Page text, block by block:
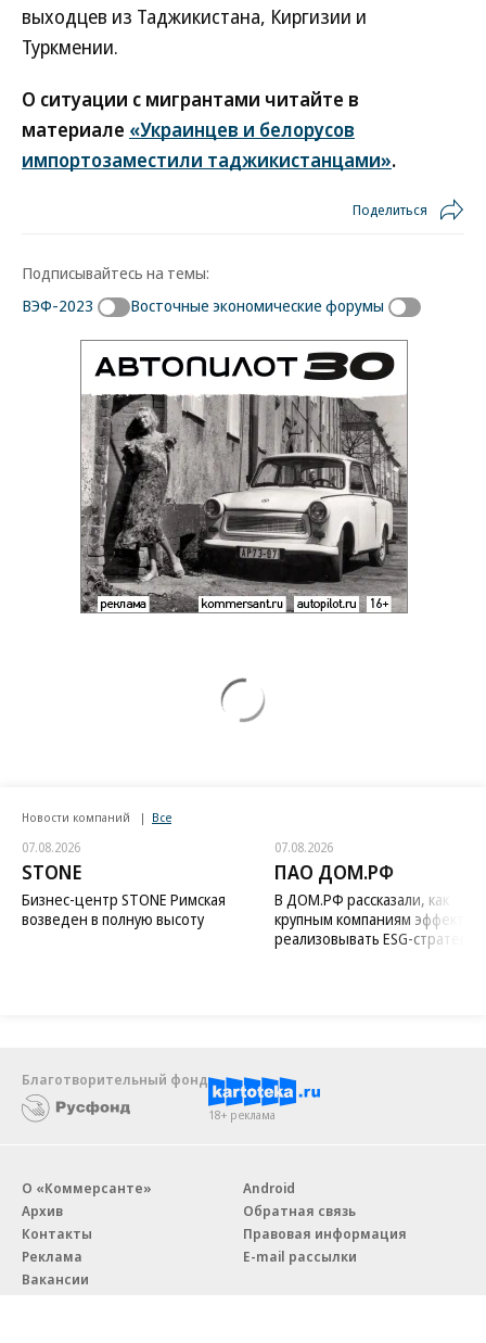
выходцев из Таджикистана, Киргизии и
Туркмении.
О ситуации с мигрантами читайте в
материале «Украинцев и белорусов
импортозаместили таджикистанцами».
Поделиться
Подписывайтесь на темы:
ВЭФ-2023
Восточные экономические форумы
Новости компаний Все
07.08.2026
STONE
Бизнес-центр STONE Римская
возведен в полную высоту
07.08.2026
ПАО ДОМ.РФ
В ДОМ.РФ рассказали, как
крупным компаниям
реализовывать ESG-стратегию
Благотворительный фонд
18+ реклама
О «Коммерсанте»
Архив
Контакты
Реклама
Вакансии
Android
Обратная связь
Правовая информация
E-mail рассылки